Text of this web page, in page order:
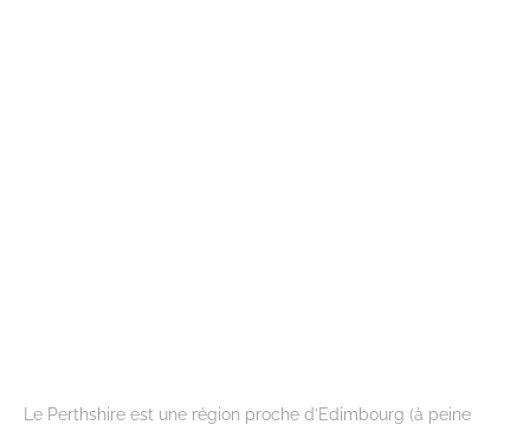
Le Perthshire est une région proche d’Edimbourg (à peine